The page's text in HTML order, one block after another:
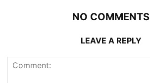
NO COMMENTS
LEAVE A REPLY